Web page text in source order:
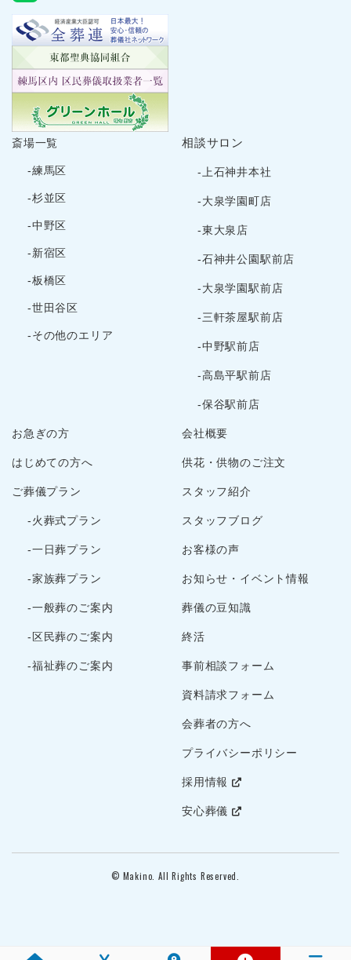
2024年12月
2024年11月
2024年10月
2024年9月
2024年8月
2024年7月
2024年6月
2024年5月
2024年2月
2024年1月
2023年12月
2023年9月
2023年5月
2023年3月
2022年10月
2022年9月
2022年8月
2022年4月
2022年3月
お急ぎの方
はじめての方へ
ご葬儀プラン
-火葬式プラン
-一日葬プラン
-家族葬プラン
-一般葬のご案内
-区民葬のご案内
-福祉葬のご案内
斎場一覧
-練馬区
-杉並区
-中野区
-新宿区
-板橋区
-世田谷区
-その他のエリア
相談サロン
-上石神井本社
-大泉学園町店
-東大泉店
-石神井公園駅前店
-大泉学園駅前店
-三軒茶屋駅前店
-中野駅前店
-高島平駅前店
-保谷駅前店
会社概要
供花・供物のご注文
スタッフ紹介
スタッフブログ
お客様の声
お知らせ・イベント情報
葬儀の豆知識
終活
事前相談フォーム
資料請求フォーム
会葬者の方へ
プライバシーポリシー
採用情報
安心葬儀
© Makino. All Rights Reserved.